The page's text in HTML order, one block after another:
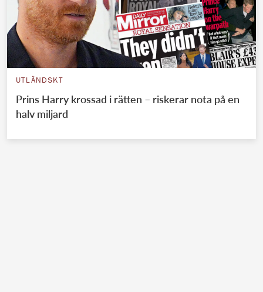
UTLÄNDSKT
Prins Harry krossad i rätten – riskerar nota på en
halv miljard